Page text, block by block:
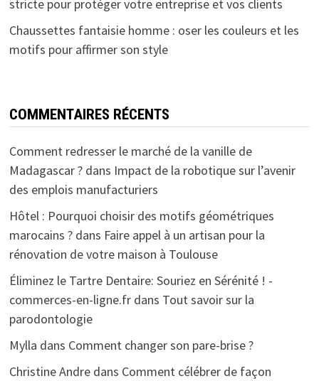
stricte pour protéger votre entreprise et vos clients
Chaussettes fantaisie homme : oser les couleurs et les
motifs pour affirmer son style
COMMENTAIRES RÉCENTS
Comment redresser le marché de la vanille de
Madagascar ?dans Impact de la robotique sur l’avenir
des emplois manufacturiers
Hôtel : Pourquoi choisir des motifs géométriques
marocains ?dans Faire appel à un artisan pour la
rénovation de votre maison à Toulouse
Éliminez le Tartre Dentaire: Souriez en Sérénité ! -
commerces-en-ligne.frdans Tout savoir sur la
parodontologie
Mylla dans Comment changer son pare-brise ?
Christine Andredans Comment célébrer de façon